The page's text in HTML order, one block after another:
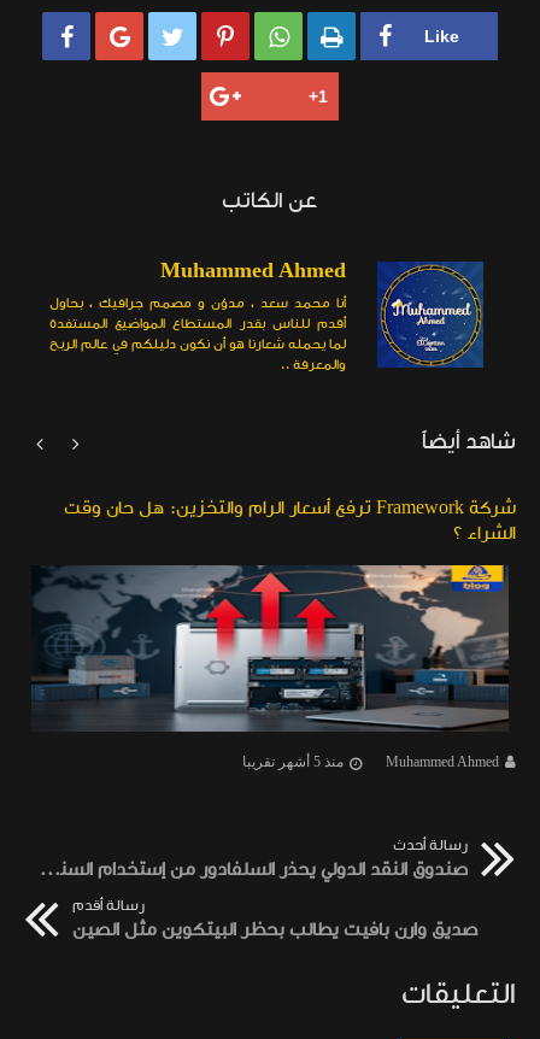
     
عن الكاتب
Muhammed Ahmed
أنا محمد سعد ، مدوّن و مصمم جرافيك ، بحاول
أقدم للناس بقدر المستطاع المواضيع المستفدة
لما يحمله شعارنا هو أن نكون دليلكم في عالم الربح
والمعرفة ..
شاهد أيضاً
شركة Framework ترفع أسعار الرام والتخزين: هل حان وقت
الشراء ؟
Muhammed Ahmed منذ 5 أشهر تقريبا


رسالة أحدث
صندوق النقد الدولي يحذر السلفادور من إستخدام السندات الرمزية لتمويل مشتريات البيتكوين
رسالة أقدم
صديق وارن بافيت يطالب بحظر البيتكوين مثل الصين
التعليقات